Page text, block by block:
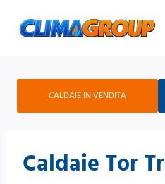
CALDAIE IN VENDITA
Caldaie Tor